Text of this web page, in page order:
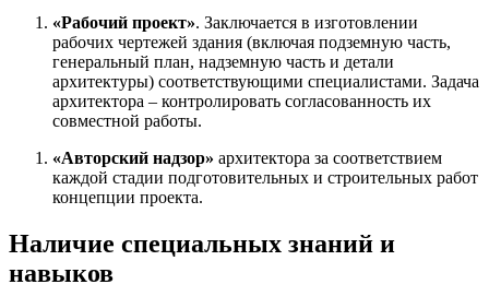
«Рабочий проект». Заключается в изготовлении
рабочих чертежей здания (включая подземную часть,
генеральный план, надземную часть и детали
архитектуры) соответствующими специалистами. Задача
архитектора – контролировать согласованность их
совместной работы.
«Авторский надзор» архитектора за соответствием
каждой стадии подготовительных и строительных работ
концепции проекта.
Наличие специальных знаний и
навыков